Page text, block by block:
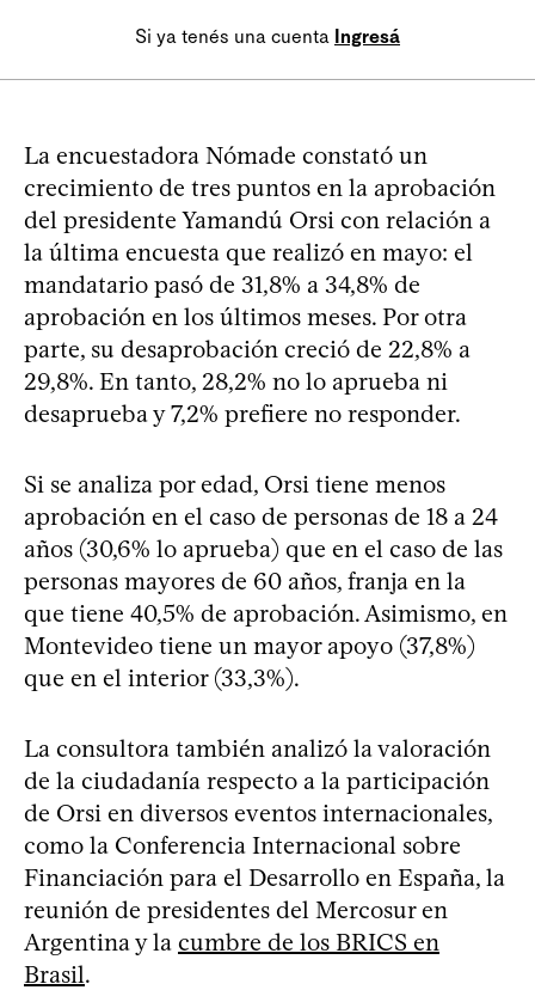
Si ya tenés una cuenta Ingresá
La encuestadora Nómade constató un
crecimiento de tres puntos en la aprobación
del presidente Yamandú Orsi con relación a
la última encuesta que realizó en mayo: el
mandatario pasó de 31,8% a 34,8% de
aprobación en los últimos meses. Por otra
parte, su desaprobación creció de 22,8% a
29,8%. En tanto, 28,2% no lo aprueba ni
desaprueba y 7,2% prefiere no responder.
Si se analiza por edad, Orsi tiene menos
aprobación en el caso de personas de 18 a 24
años (30,6% lo aprueba) que en el caso de las
personas mayores de 60 años, franja en la
que tiene 40,5% de aprobación. Asimismo, en
Montevideo tiene un mayor apoyo (37,8%)
que en el interior (33,3%).
La consultora también analizó la valoración
de la ciudadanía respecto a la participación
de Orsi en diversos eventos internacionales,
como la Conferencia Internacional sobre
Financiación para el Desarrollo en España, la
reunión de presidentes del Mercosur en
Argentina y la cumbre de los BRICS en
Brasil.